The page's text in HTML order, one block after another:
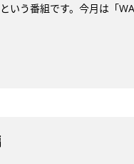
う番組です。今月は「